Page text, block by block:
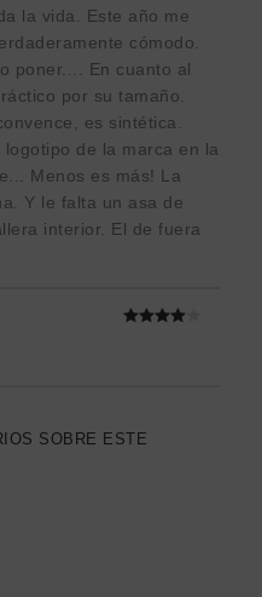
la vida. Este año me
cómodo.
poner.... En cuanto al
por su tamaño.
es sintética.
de la marca en la
Menos es más! La
Y le falta un asa de
interior. El de fuera
SOBRE ESTE